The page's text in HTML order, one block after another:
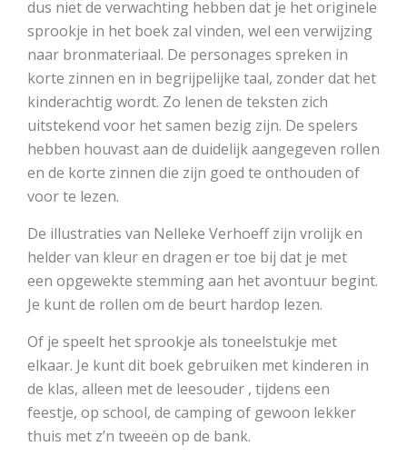
dus niet de verwachting hebben dat je het originele
sprookje in het boek zal vinden, wel een verwijzing
naar bronmateriaal. De personages spreken in
korte zinnen en in begrijpelijke taal, zonder dat het
kinderachtig wordt. Zo lenen de teksten zich
uitstekend voor het samen bezig zijn. De spelers
hebben houvast aan de duidelijk aangegeven rollen
en de korte zinnen die zijn goed te onthouden of
voor te lezen.
De illustraties van Nelleke Verhoeff zijn vrolijk en
helder van kleur en dragen er toe bij dat je met
een opgewekte stemming aan het avontuur begint.
Je kunt de rollen om de beurt hardop lezen.
Of je speelt het sprookje als toneelstukje met
elkaar. Je kunt dit boek gebruiken met kinderen in
de klas, alleen met de leesouder , tijdens een
feestje, op school, de camping of gewoon lekker
thuis met z’n tweeën op de bank.